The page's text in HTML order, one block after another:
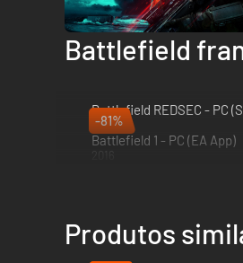
Battlefield
Battlefield REDSEC - PC
2025
-81%
Battlefield 1 - PC (EA App)
Produtos